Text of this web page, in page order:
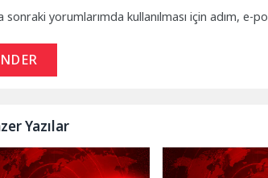
sonraki yorumlarımda kullanılması için adım,
Yazılar